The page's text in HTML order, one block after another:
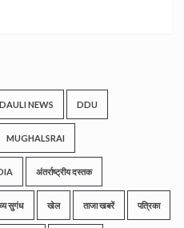
NEWS DDU
MUGHALSRAI
अंतर्राष्ट्रीय दस्तक
सुगंध खेल ताजा खबरें पत्रिका